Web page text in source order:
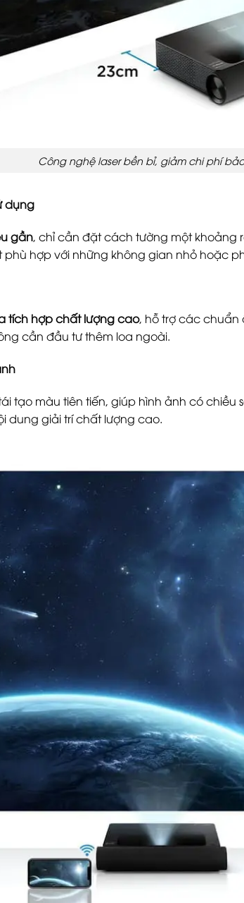
Công nghệ laser bền bỉ, giảm chi phí
dụng
gần, chỉ cần đặt cách tường một khoảng
phù hợp với những không gian nhỏ hoặc
tích hợp chất lượng cao, hỗ trợ các chuẩn
cần đầu tư thêm loa ngoài.
tạo màu tiên tiến, giúp hình ảnh có
dung giải trí chất lượng cao.